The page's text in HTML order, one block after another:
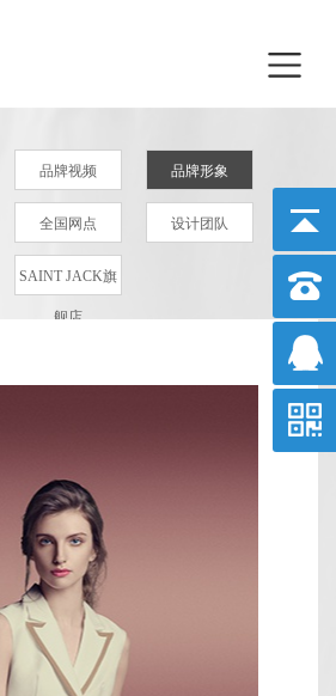
品牌视频 品牌形象
全国网点 设计团队
SAINT JACK旗
舰店